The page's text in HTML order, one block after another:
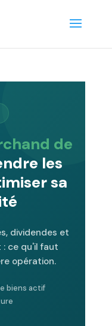
de
les
sa
dividendes et
ce qu'il faut
opération.
biens actif